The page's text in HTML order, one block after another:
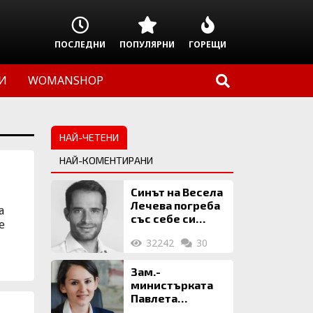
ПОСЛЕДНИ ПОПУЛЯРНИ ГОРЕЩИ
WOMANSHOP
НАЙ-ЧЕТЕНИ
НАЙ-КОМЕНТИРАНИ
Синът на Весела
Лечева погреба
със себе си
млн. евро
32242 30
Зам.-
министърката
Павлета